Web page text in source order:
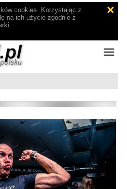
cookies. Korzystając z
na ich użycie zgodnie z